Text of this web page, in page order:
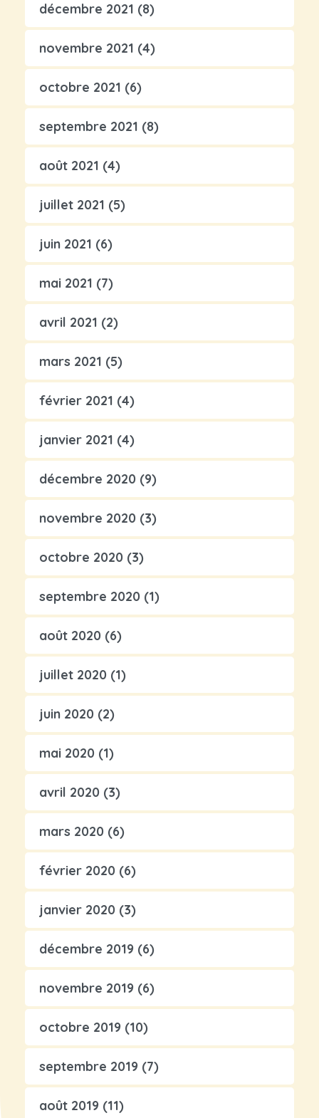
décembre 2021 (8)
novembre 2021 (4)
octobre 2021 (6)
septembre 2021 (8)
août 2021 (4)
juillet 2021 (5)
juin 2021 (6)
mai 2021 (7)
avril 2021 (2)
mars 2021 (5)
février 2021 (4)
janvier 2021 (4)
décembre 2020 (9)
novembre 2020 (3)
octobre 2020 (3)
septembre 2020 (1)
août 2020 (6)
juillet 2020 (1)
juin 2020 (2)
mai 2020 (1)
avril 2020 (3)
mars 2020 (6)
février 2020 (6)
janvier 2020 (3)
décembre 2019 (6)
novembre 2019 (6)
octobre 2019 (10)
septembre 2019 (7)
août 2019 (11)